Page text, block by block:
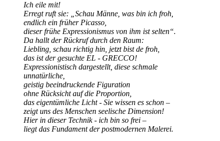
Ich eile mit!
Erregt ruft sie:
Schau Männe, was bin ich froh,
endlich ein früher Picasso,
dieser frühe Expressionismus von ihm ist selten .
Da hallt der Rückruf durch den Raum:
Liebling, schau richtig hin, jetzt bist de froh,
das ist der gesuchte EL - GRECCO!
Expressionistisch dargestellt, diese schmale
unnatürliche,
geistig beeindruckende Figuration
ohne Rücksicht auf die Proportion,
das eigentümliche Licht - Sie wissen es schon –
zeigt uns des Menschen seelische Dimension!
Hier in dieser Technik - ich bin so frei –
liegt das Fundament der postmodernen Malerei.